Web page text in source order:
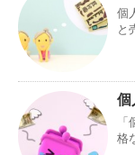
個
と
個
格